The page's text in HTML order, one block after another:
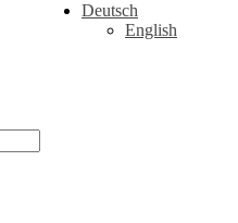
Deutsch
English